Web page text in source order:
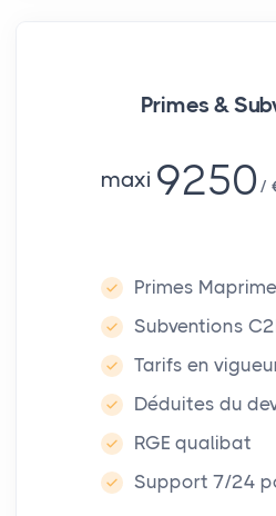
Primes &
maxi 9250
Primes
Subventions
Tarifs en
Déduites du
RGE qualibat
Support 7/24